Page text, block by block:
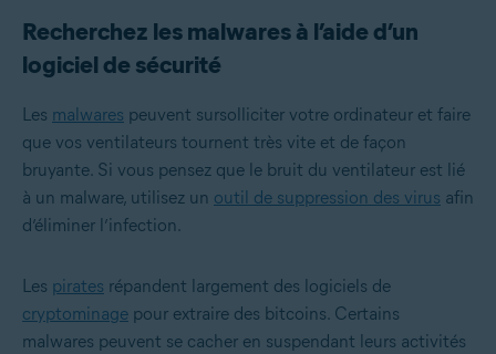
Recherchez les malwares à l’aide d’un
logiciel de sécurité
Les malwares peuvent sursolliciter votre ordinateur et faire
que vos ventilateurs tournent très vite et de façon
bruyante. Si vous pensez que le bruit du ventilateur est lié
à un malware, utilisez un outil de suppression des virus afin
d’éliminer l’infection.
Les pirates répandent largement des logiciels de
cryptominage pour extraire des bitcoins. Certains
malwares peuvent se cacher en suspendant leurs activités